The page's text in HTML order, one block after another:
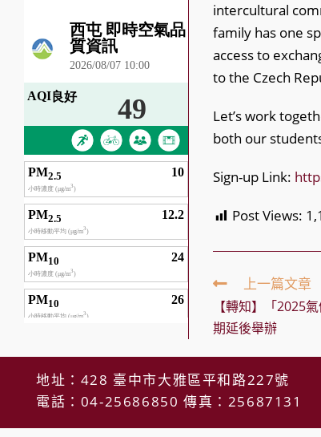
intercultural
family has one
access to
to the Czech
Let’s work
both our
Sign-up Link:
Post Views:
Read
more
articles
上一篇文章
【轉知】「2025
期延後舉辦
地址：428 臺中市大雅區平和路227號
電話：04-25686850 傳真：25687131